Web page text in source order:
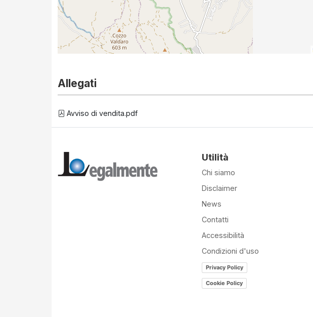
Allegati
Avviso di vendita.pdf
Utilità
Chi siamo
Disclaimer
News
Contatti
Accessibilità
Condizioni d'uso
Privacy Policy
Cookie Policy